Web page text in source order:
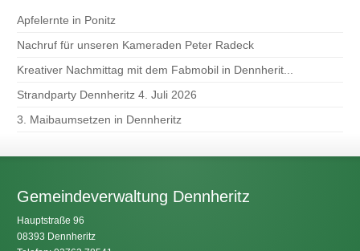
Apfelernte in Ponitz
Nachruf für unseren Kameraden Peter Radeck
Kreativer Nachmittag mit dem Fabmobil in Dennherit...
Strandparty Dennheritz 4. Juli 2026
3. Maibaumsetzen in Dennheritz
Gemeindeverwaltung Dennheritz
Hauptstraße 96
08393 Dennheritz